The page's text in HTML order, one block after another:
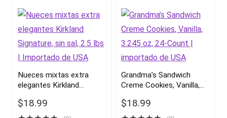
Signature,
33,8
oz
|
importado
de
USA
quantity
|
importado
de
USA
quantity
Nueces mixtas extra
elegantes Kirkland
Importado de USA
$18.99
Grandma’s Sandwich
Creme Cookies, Vanilla,
importado de USA
$18.99